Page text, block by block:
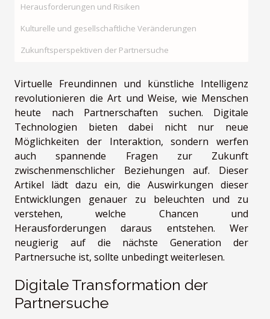
Herausforderungen und Risiken
Kulturelle und gesellschaftliche Veränderungen
Zukunftsperspektiven der Partnersuche
Virtuelle Freundinnen und künstliche Intelligenz
revolutionieren die Art und Weise, wie Menschen
heute nach Partnerschaften suchen. Digitale
Technologien bieten dabei nicht nur neue
Möglichkeiten der Interaktion, sondern werfen
auch spannende Fragen zur Zukunft
zwischenmenschlicher Beziehungen auf. Dieser
Artikel lädt dazu ein, die Auswirkungen dieser
Entwicklungen genauer zu beleuchten und zu
verstehen, welche Chancen und
Herausforderungen daraus entstehen. Wer
neugierig auf die nächste Generation der
Partnersuche ist, sollte unbedingt weiterlesen.
Digitale Transformation der
Partnersuche